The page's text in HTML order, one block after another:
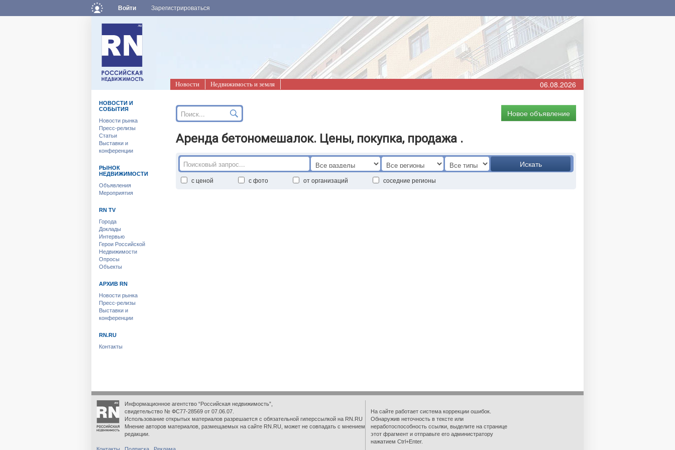
Войти Зарегистрироваться
Новости Недвижимость и земля 06.08.2026
Новое объявление
Аренда бетономешалок. Цены, покупка, продажа .
Искать
с ценой с фото от организаций соседние регионы
НОВОСТИ И
СОБЫТИЯ
Новости рынка
Пресс-релизы
Статьи
Выставки и
конференции
РЫНОК
НЕДВИЖИМОСТИ
Объявления
Мероприятия
RN TV
Города
Доклады
Интервью
Герои Российской
Недвижимости
Опросы
Объекты
АРХИВ RN
Новости рынка
Пресс-релизы
Выставки и
конференции
RN.RU
Контакты
Информационное агентство “Российская недвижимость”,
свидетельство № ФС77-28569 от 07.06.07.
Использование открытых материалов разрешается с обязательной гиперссылкой на RN.RU
Мнение авторов материалов, размещаемых на сайте RN.RU, может не совпадать с мнением
редакции.
На сайте работает система коррекции ошибок.
Обнаружив неточность в тексте или
неработоспособность ссылки, выделите на странице
этот фрагмент и отправьте его администратору
нажатием Ctrl+Enter.